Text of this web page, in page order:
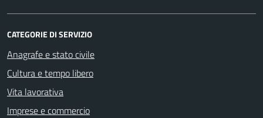
CATEGORIE DI SERVIZIO
Anagrafe e stato civile
Cultura e tempo libero
Vita lavorativa
Imprese e commercio